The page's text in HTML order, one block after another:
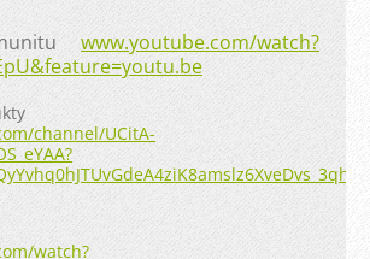
www.youtube.com/watch?
channel/UCitA-
watch?